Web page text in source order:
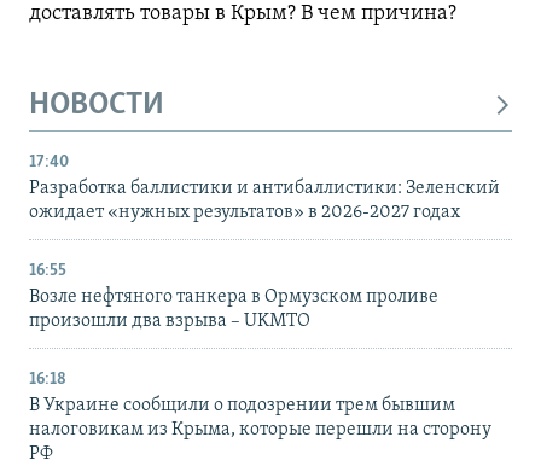
доставлять товары в Крым? В чем причина?
НОВОСТИ
17:40
Разработка баллистики и антибаллистики: Зеленский
ожидает «нужных результатов» в 2026-2027 годах
16:55
Возле нефтяного танкера в Ормузском проливе
произошли два взрыва – UKMTO
16:18
В Украине сообщили о подозрении трем бывшим
налоговикам из Крыма, которые перешли на сторону
РФ